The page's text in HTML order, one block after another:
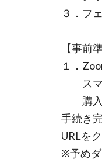
３．フ
【事前
１．
スマ
購入
手続き
URLを
※予め